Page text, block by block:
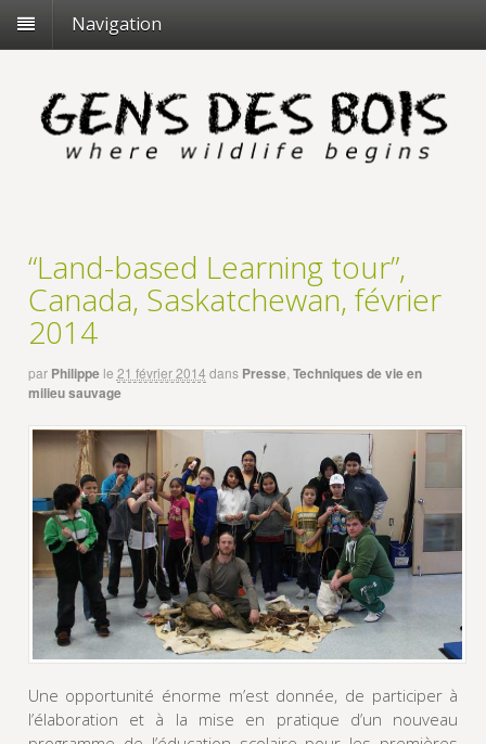
Navigation
“Land-based Learning tour”,
Canada, Saskatchewan, février
2014
par Philippe le 21 février 2014 dans Presse, Techniques de vie en
milieu sauvage
Une opportunité énorme m’est donnée, de participer à
l’élaboration et à la mise en pratique d’un nouveau